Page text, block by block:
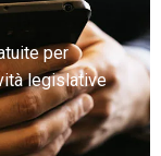
per
legislative